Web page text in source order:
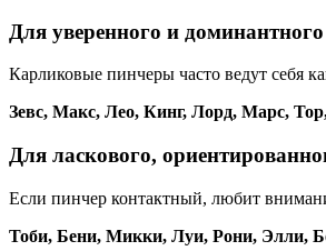
Для уверенного и
Карликовые пинчеры часто ведут себя
Зевс, Макс, Лео, Кинг, Лорд, Марс,
Для ласкового,
Если пинчер контактный, любит
Тоби, Бени, Микки, Луи, Рони, Элли,